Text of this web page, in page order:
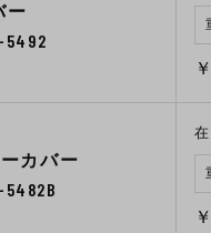
ー
5492
カバー